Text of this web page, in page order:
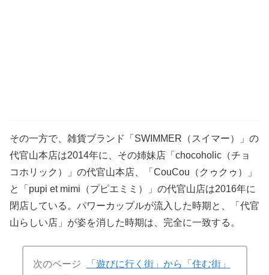
その一方で、雑貨ブランド「SWIMMER（スイマー）」の
代官山本店は2014年に、その姉妹店「chocoholic（チョ
コホリック）」の代官山本店、「CouCou（クゥクゥ）」
と「pupi et mimi（プピエミミ）」の代官山店は2016年に
閉店している。パワーカップルが流入した時期と、「代官
山らしい店」が姿を消した時期は、完全に一致する。
次のページ
「遊びに行く街」から「住む街」